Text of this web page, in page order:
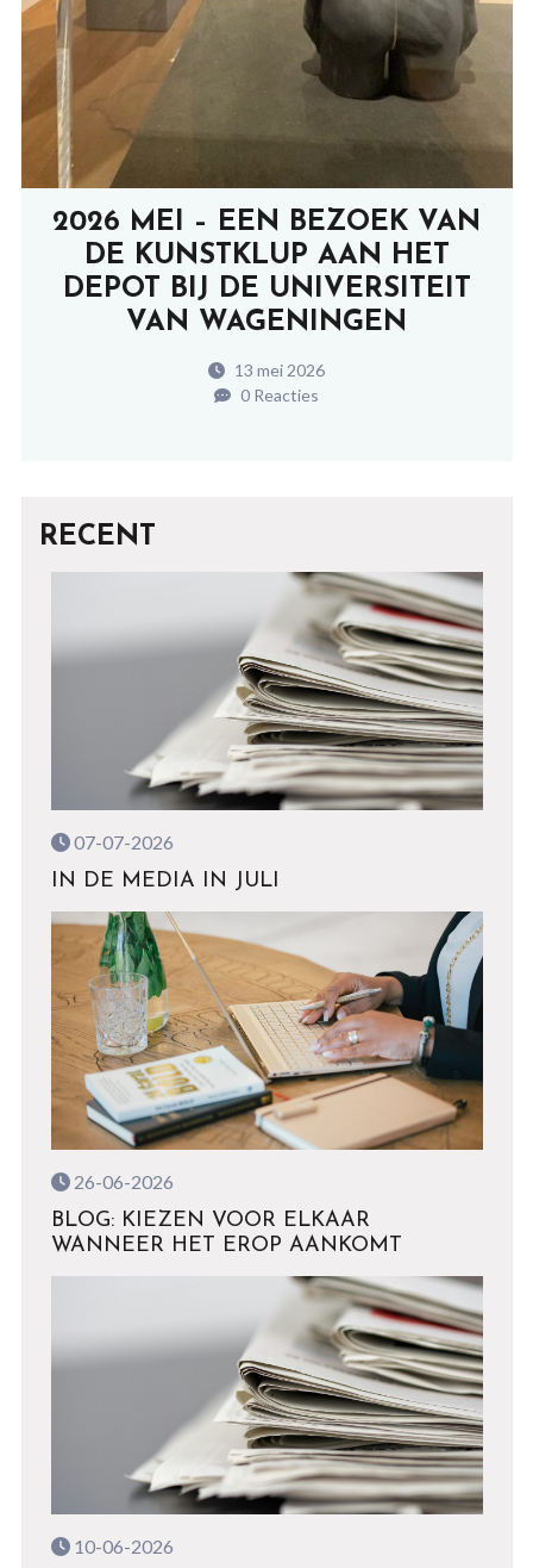
2026 MEI – EEN BEZOEK VAN
DE KUNSTKLUP AAN HET
DEPOT BIJ DE UNIVERSITEIT
VAN WAGENINGEN
13 mei 2026
0 Reacties
RECENT
07-07-2026
IN DE MEDIA IN JULI
26-06-2026
BLOG: KIEZEN VOOR ELKAAR
WANNEER HET EROP AANKOMT
10-06-2026